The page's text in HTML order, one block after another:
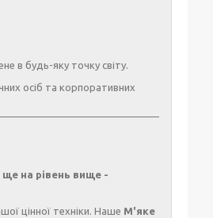
в будь-яку точку світу.
осіб та корпоративних
ще на рівень вище -
цінної техніки. Наше М'яке